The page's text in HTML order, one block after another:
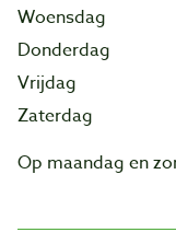
Woensdag
Donderdag
Vrijdag
Zaterdag
Op maandag en